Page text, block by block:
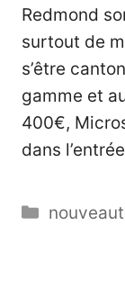
Redmond
surtout de
s’être
gamme et
400€,
dans